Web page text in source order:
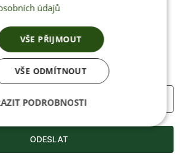
o soutěžích,
ODESLAT
údajů
VŠE PŘIJMOUT
VŠE ODMÍTNOUT
PODROBNOSTI